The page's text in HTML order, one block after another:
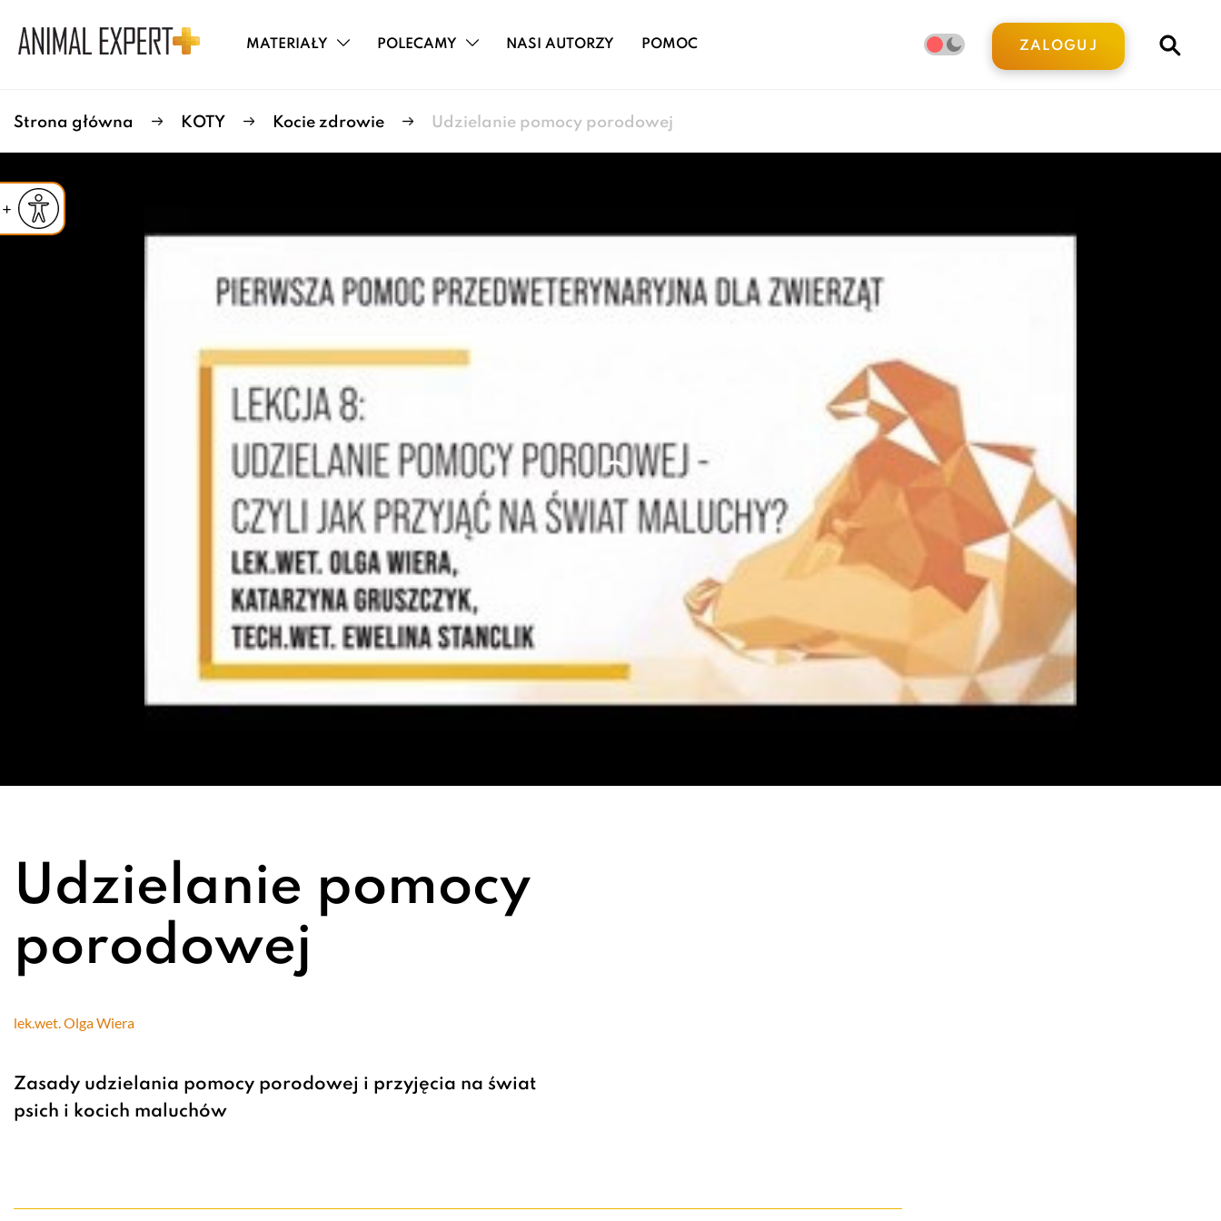
czcionkę
czcionka
Powiększ czcionkę
MATERIAŁY POLECAMY NASI AUTORZY POMOC ZALOGUJ
Strona główna KOTY Kocie zdrowie Udzielanie pomocy porodowej
Udzielanie pomocy
porodowej
lek.wet. Olga Wiera
Zasady udzielania pomocy porodowej i przyjęcia na świat
psich i kocich maluchów